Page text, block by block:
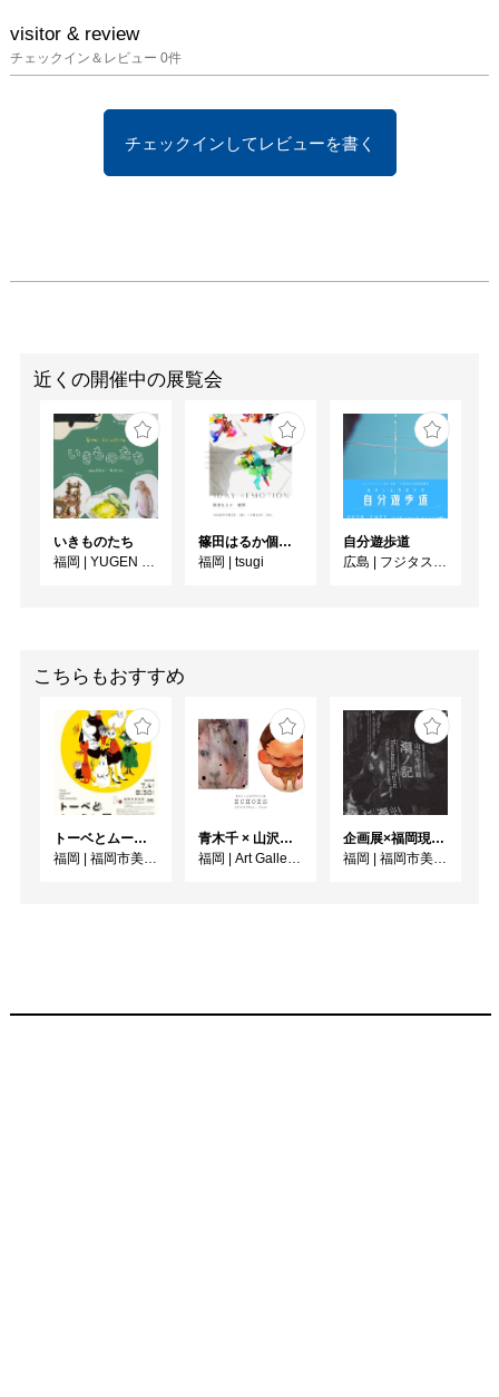
visitor & review
チェックイン＆レビュー 0件
チェックインしてレビューを書く
近くの開催中の展覧会
いきものたち
福岡
YUGEN Gallery FUKUOKA
篠田はるか個展「1DAY:4EMOTION」
福岡
tsugi
自分遊歩道
広島
フジタスクエアまるくる大野
こちらもおすすめ
トーベとムーミン展 ～とっておきのものを探 しに～
福岡
福岡市美術館
青木千 × 山沢ヤマコ 2人展 - ECHOES -
福岡
Art Gallery OWL
企画展×福岡現代作家ファイル 2026 山内光枝展 潮ノ記
福岡
福岡市美術館